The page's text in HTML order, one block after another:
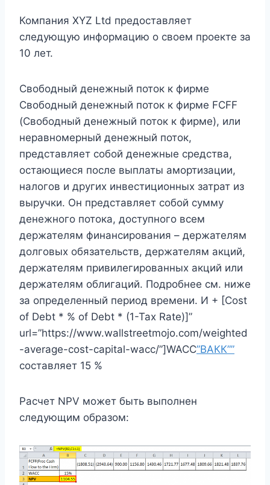
Компания XYZ Ltd предоставляет
следующую информацию о своем проекте за
10 лет.
Свободный денежный поток к фирме
Свободный денежный поток к фирме FCFF
(Свободный денежный поток к фирме), или
неравномерный денежный поток,
представляет собой денежные средства,
остающиеся после выплаты амортизации,
налогов и других инвестиционных затрат из
выручки. Он представляет собой сумму
денежного потока, доступного всем
держателям финансирования – держателям
долговых обязательств, держателям акций,
держателям привилегированных акций или
держателям облигаций. Подробнее см. ниже
за определенный период времени. И + [Cost
of Debt * % of Debt * (1-Tax Rate)]”
url=”https://www.wallstreetmojo.com/weighted
-average-cost-capital-wacc/”]WACC”ВАКК””
составляет 15 %
Расчет NPV может быть выполнен
следующим образом: